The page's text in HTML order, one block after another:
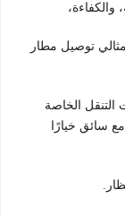
والكفاءة،
توصيل مطار
التنقل الخاصة
سائق خيارًا